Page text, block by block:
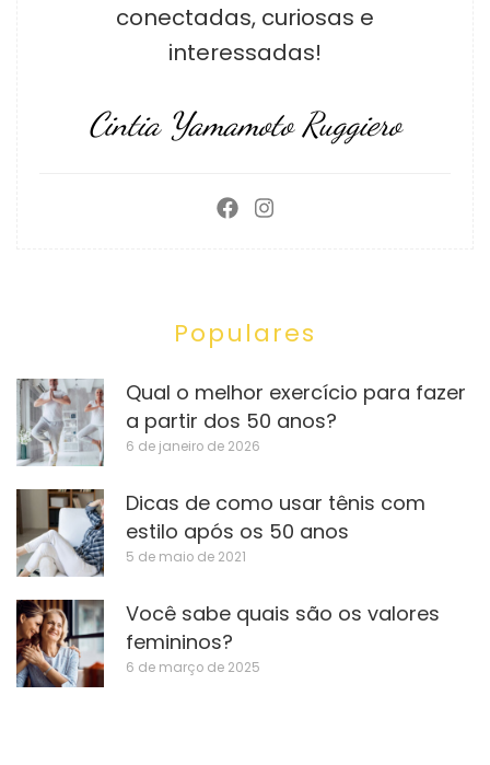
conectadas, curiosas e
interessadas!
Cintia Yamamoto Ruggiero
Populares
Qual o melhor exercício para fazer
a partir dos 50 anos?
6 de janeiro de 2026
Dicas de como usar tênis com
estilo após os 50 anos
5 de maio de 2021
Você sabe quais são os valores
femininos?
6 de março de 2025